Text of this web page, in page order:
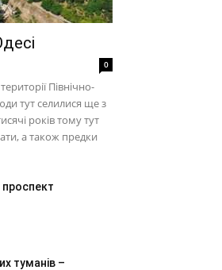
0
Північно-
тут селилися ще з
років тому тут
а також предки
туманів –